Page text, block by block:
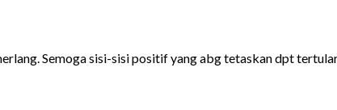
Semoga sisi-sisi positif yang abg tetaskan dpt